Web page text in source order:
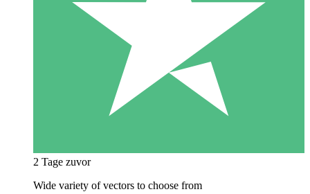
2 Tage zuvor
Wide variety of vectors to choose from